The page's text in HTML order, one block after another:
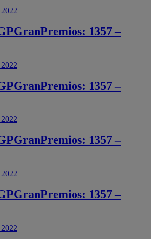
2022
1357 –
2022
1357 –
2022
1357 –
2022
1357 –
2022